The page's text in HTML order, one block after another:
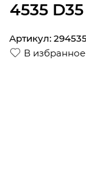
4535
В избранное
Артикул: